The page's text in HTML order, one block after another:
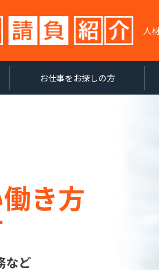
人
お仕事をお探しの方
働き方
など